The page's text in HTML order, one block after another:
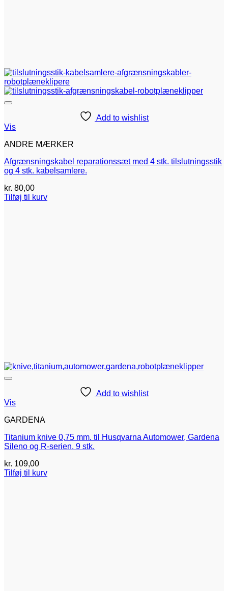
Add to wishlist
Vis
ANDRE MÆRKER
Afgrænsningskabel reparationssæt med 4 stk. tilslutningsstik
og 4 stk. kabelsamlere.
kr. 80,00
Tilføj til kurv
Add to wishlist
Vis
GARDENA
Titanium knive 0,75 mm. til Husqvarna Automower, Gardena
Sileno og R-serien. 9 stk.
kr. 109,00
Tilføj til kurv